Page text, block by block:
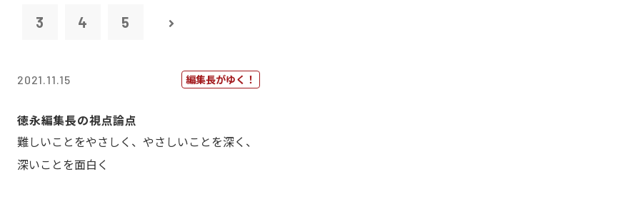
3 4 5
2021.11.15 編集長がゆく！
徳永編集長の視点論点
難しいことをやさしく、やさしいことを深く、
深いことを面白く